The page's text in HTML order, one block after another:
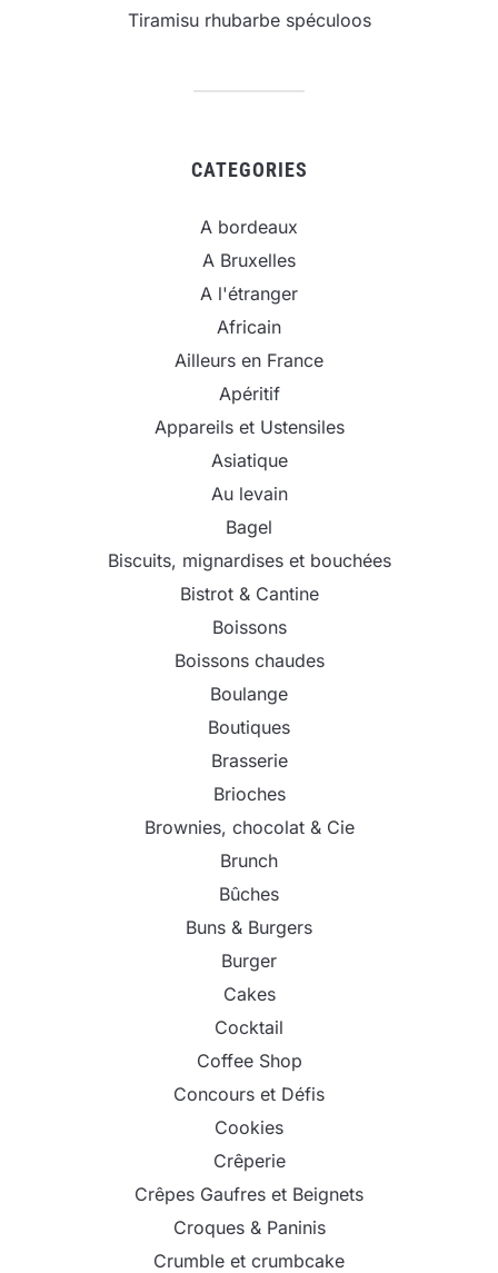
Tiramisu rhubarbe spéculoos
CATEGORIES
A bordeaux
A Bruxelles
A l'étranger
Africain
Ailleurs en France
Apéritif
Appareils et Ustensiles
Asiatique
Au levain
Bagel
Biscuits, mignardises et bouchées
Bistrot & Cantine
Boissons
Boissons chaudes
Boulange
Boutiques
Brasserie
Brioches
Brownies, chocolat & Cie
Brunch
Bûches
Buns & Burgers
Burger
Cakes
Cocktail
Coffee Shop
Concours et Défis
Cookies
Crêperie
Crêpes Gaufres et Beignets
Croques & Paninis
Crumble et crumbcake